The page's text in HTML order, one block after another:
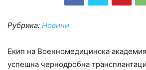
Рубрика: Новини
Екип на Военномедицинска
успешна чернодробна